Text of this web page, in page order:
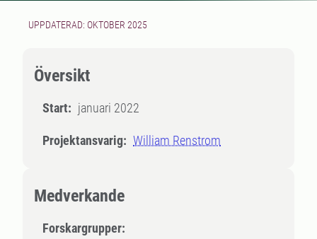
UPPDATERAD: OKTOBER 2025
Översikt
Start: januari 2022
Projektansvarig: William Renstrom
Medverkande
Forskargrupper: